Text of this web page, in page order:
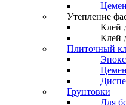
Утепление
Клей
Клей
Плиточный
Грунтовки
Для